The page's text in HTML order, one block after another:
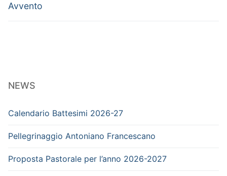
precedente:
Avvento
NEWS
Calendario Battesimi 2026-27
Pellegrinaggio Antoniano Francescano
Proposta Pastorale per l’anno 2026-2027